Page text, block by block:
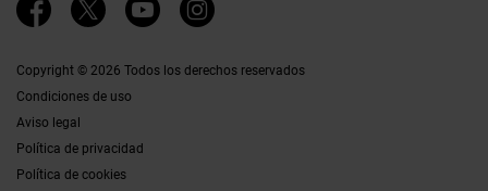
Copyright © 2026 Todos los derechos reservados
Condiciones de uso
Aviso legal
Política de privacidad
Política de cookies